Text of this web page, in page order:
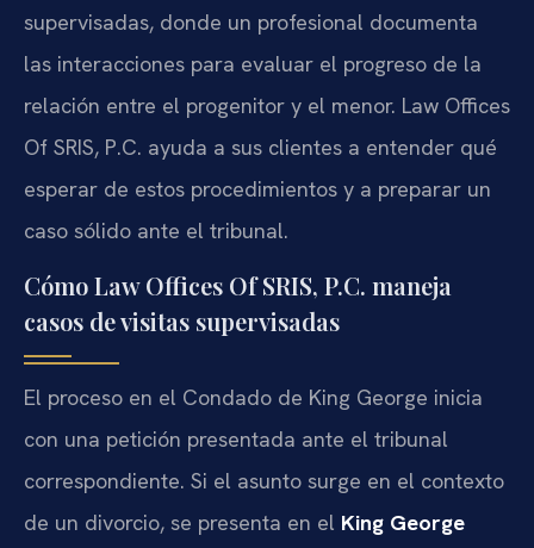
supervisadas, donde un profesional documenta
las interacciones para evaluar el progreso de la
relación entre el progenitor y el menor. Law Offices
Of SRIS, P.C. ayuda a sus clientes a entender qué
esperar de estos procedimientos y a preparar un
caso sólido ante el tribunal.
Cómo Law Offices Of SRIS, P.C. maneja
casos de visitas supervisadas
El proceso en el Condado de King George inicia
con una petición presentada ante el tribunal
correspondiente. Si el asunto surge en el contexto
de un divorcio, se presenta en el King George